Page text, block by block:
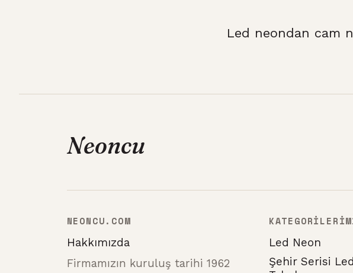
Led neondan cam
Neoncu
NEONCU.COM
Hakkımızda
Firmamızın kuruluş tarihi 1962
Led Neon
Şehir Serisi